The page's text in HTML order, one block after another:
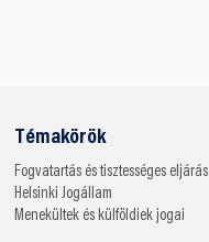
Témakörök
Fogvatartás és tisztességes eljárás
Helsinki Jogállam
Menekültek és külföldiek jogai